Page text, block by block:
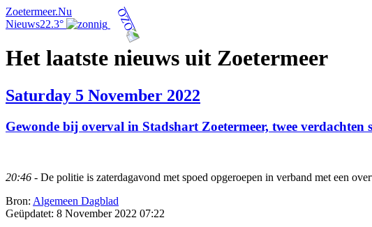
Zoetermeer.Nu
Nieuws22.3°
Het laatste nieuws uit Zoetermeer
Saturday 5 November 2022
Gewonde bij overval in Stadshart Zoetermeer, twee verdachten
20:46 - De politie is zaterdagavond met spoed opgeroepen in verband met een
Bron: Algemeen Dagblad
Geüpdatet: 8 November 2022 07:22